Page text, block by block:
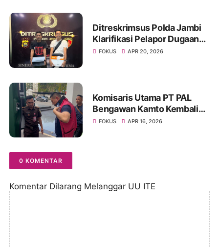
Ditreskrimsus Polda Jambi
Klarifikasi Pelapor Dugaan
Korupsi Proyek IT Bank 9
FOKUS APR 20, 2026
Komisaris Utama PT PAL
Bengawan Kamto Kembali
Ditahan, Status Berubah dari
FOKUS APR 16, 2026
0 KOMENTAR
Komentar Dilarang Melanggar UU ITE